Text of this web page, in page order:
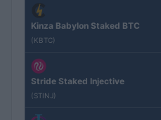
Kinza Babylon Staked BTC
(KBTC)
Stride Staked Injective
(STINJ)